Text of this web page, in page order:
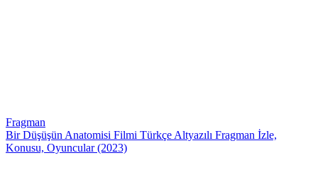
Fragman
Bir Düşüşün Anatomisi Filmi Türkçe Altyazılı Fragman İzle,
Konusu, Oyuncular (2023)